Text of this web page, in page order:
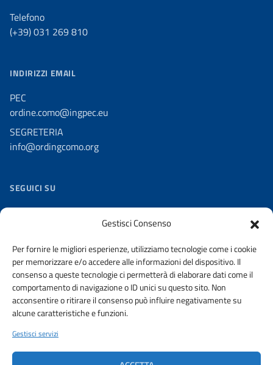
Gestisci Consenso
Per fornire le migliori esperienze, utilizziamo tecnologie come i cookie
per memorizzare e/o accedere alle informazioni del dispositivo. Il
consenso a queste tecnologie ci permetterà di elaborare dati come il
comportamento di navigazione o ID unici su questo sito. Non
acconsentire o ritirare il consenso può influire negativamente su
alcune caratteristiche e funzioni.
Gestisci servizi
Telefono
(+39) 031 269 810
INDIRIZZI EMAIL
PEC
ordine.como@ingpec.eu
SEGRETERIA
info@ordingcomo.org
SEGUICI SU
Facebook
Youtube
Flickr
Slideshare
URP PRIVACY WHISTLEBLOWING